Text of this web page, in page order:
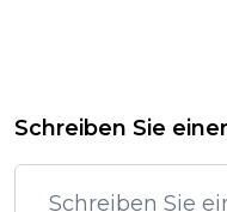
Schreiben Sie